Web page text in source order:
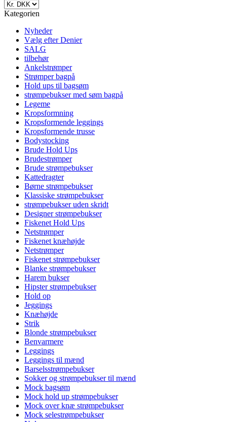
Kategorien
Nyheder
Vælg efter Denier
SALG
tilbehør
Ankelstrømper
Strømper bagpå
Hold ups til bagsøm
strømpebukser med søm bagpå
Legeme
Kropsformning
Kropsformende leggings
Kropsformende trusse
Bodystocking
Brude Hold Ups
Brudestrømper
Brude strømpebukser
Kattedragter
Børne strømpebukser
Klassiske strømpebukser
strømpebukser uden skridt
Designer strømpebukser
Fiskenet Hold Ups
Netstrømper
Fiskenet knæhøjde
Netstrømper
Fiskenet strømpebukser
Blanke strømpebukser
Harem bukser
Hipster strømpebukser
Hold op
Jeggings
Knæhøjde
Strik
Blonde strømpebukser
Benvarmere
Leggings
Leggings til mænd
Barselsstrømpebukser
Sokker og strømpebukser til mænd
Mock bagsøm
Mock hold up strømpebukser
Mock over knæ strømpebukser
Mock selestrømpebukser